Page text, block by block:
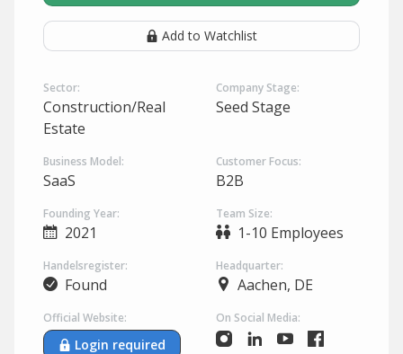
Add to Watchlist
Sector:
Construction/Real
Estate
Company Stage:
Seed Stage
Business Model:
SaaS
Customer Focus:
B2B
Founding Year:
2021
Team Size:
1-10 Employees
Handelsregister:
Found
Headquarter:
Aachen, DE
Official Website:
Login required
On Social Media: